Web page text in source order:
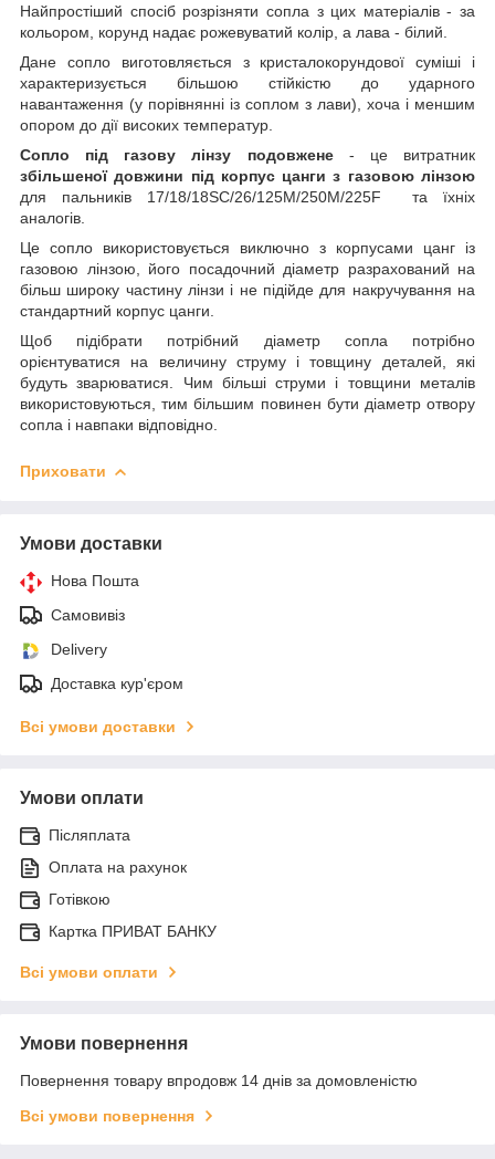
Найпростіший спосіб розрізняти сопла з цих матеріалів - за
кольором, корунд надає рожевуватий колір, а лава - білий.
Дане сопло виготовляється з кристалокорундової суміші і
характеризується більшою стійкістю до ударного
навантаження (у порівнянні із соплом з лави), хоча і меншим
опором до дії високих температур.
Сопло під газову лінзу подовжене- це витратник
збільшеної довжини під корпус цанги з газовою лінзою
для пальників 17/18/18SC/26/125M/250M/225F та їхніх
аналогів.
Це сопло використовується виключно з корпусами цанг із
газовою лінзою, його посадочний діаметр разрахований на
більш широку частину лінзи і не підійде для накручування на
стандартний корпус цанги.
Щоб підібрати потрібний діаметр сопла потрібно
орієнтуватися на величину струму і товщину деталей, які
будуть зварюватися. Чим більші струми і товщини металів
використовуються, тим більшим повинен бути діаметр отвору
сопла і навпаки відповідно.
Приховати
Умови доставки
Нова Пошта
Самовивіз
Delivery
Доставка кур'єром
Всі умови доставки
Умови оплати
Післяплата
Оплата на рахунок
Готівкою
Картка ПРИВАТ БАНКУ
Всі умови оплати
Умови повернення
Повернення товару впродовж 14 днів за домовленістю
Всі умови повернення